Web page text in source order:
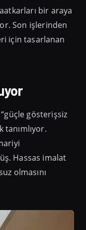
bir araya
Son işlerinden
için tasarlanan
gösterişsiz
Hassas imalat
olmasını